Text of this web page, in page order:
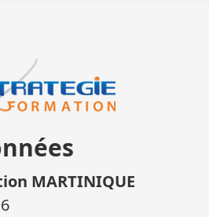
MARTINIQUE